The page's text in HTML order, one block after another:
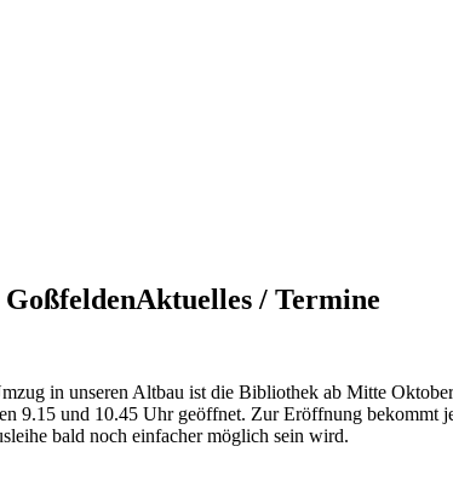
Aktuelles / Termine
in unseren Altbau ist die Bibliothek ab Mitte
9.15 und 10.45 Uhr geöffnet. Zur Eröffnung
bald noch einfacher möglich sein wird.